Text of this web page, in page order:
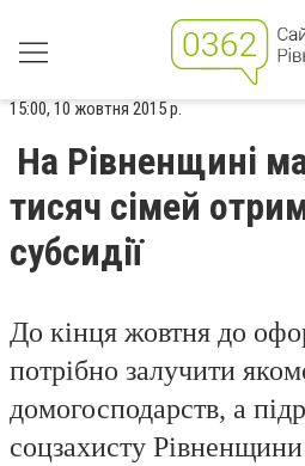
15:00, 10 жовтня 2015 р.
На Рівненщині
тисяч сімей
субсидії
До кінця жовтня до
потрібно залучити
домогосподарств, а
соцзахисту